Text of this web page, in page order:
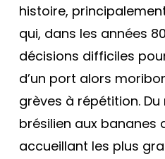
histoire,
qui, dans les années
décisions difficiles
d’un port alors
grèves à répétition.
brésilien aux bananes
accueillant les plus